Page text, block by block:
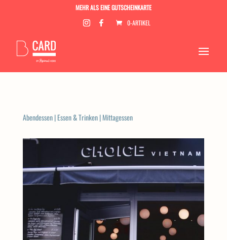
MEHR ALS EINE GUTSCHEINKARTE
0-ARTIKEL
Abendessen|Essen & Trinken|Mittagessen